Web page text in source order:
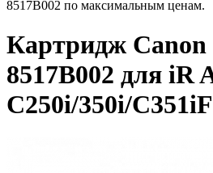
8517B002 по максимальным ценам.
Картридж Canon
8517B002 для iR
C250i/350i/C351iF